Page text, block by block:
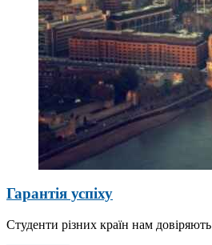
Гарантія успіху
Студенти різних країн нам довіряють